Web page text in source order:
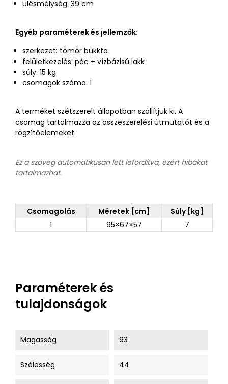
ülésmélység: 39 cm
Egyéb paraméterek és jellemzők:
szerkezet: tömör bükkfa
felületkezelés: pác + vízbázisú lakk
súly: 15 kg
csomagok száma: 1
A terméket szétszerelt állapotban szállítjuk ki. A
csomag tartalmazza az összeszerelési útmutatót és a
rögzítőelemeket.
Ez a szöveg automatikusan lett lefordítva, ezért hibákat
tartalmazhat.
Csomagolás Méretek [cm]
Súly [kg]
1
95×67×57 7
Paraméterek és
tulajdonságok
Magasság 93
Szélesség 44